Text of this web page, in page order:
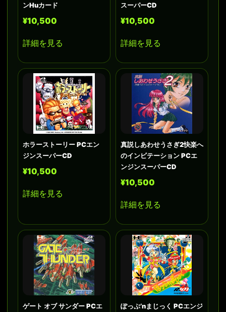
ンHuカード
¥10,500
詳細を見る
スーパーCD
¥10,500
詳細を見る
ホラーストーリー PCエン
ジンスーパーCD
¥10,500
詳細を見る
真説しあわせうさぎ2快楽へ
のインビテーション PCエ
ンジンスーパーCD
¥10,500
詳細を見る
ゲート オブ サンダー PCエ
ぽっぷ’nまじっく PCエンジ